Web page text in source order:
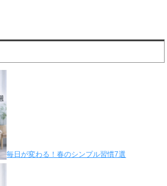
毎日が変わる！春のシンプル習慣7選